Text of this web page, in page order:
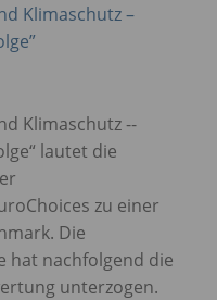
Klimaschutz –
Klimaschutz -­
lautet die
zu einer
Die
hat nachfolgend die
unterzogen.